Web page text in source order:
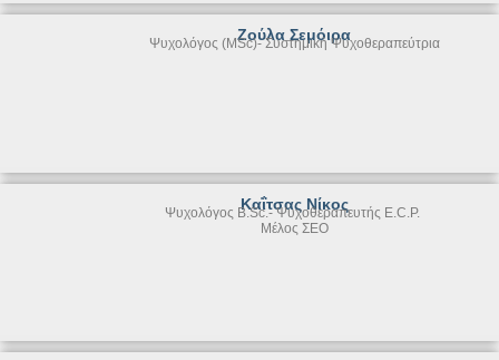
Ζούλα Σεμόιρα
Ψυχολόγος (MSc)- Συστημική Ψυχοθεραπεύτρια
Καΐτσας Νίκος
Ψυχολόγος Β.Sc.- Ψυχοθεραπευτής E.C.P.
Μέλος ΣΕΟ